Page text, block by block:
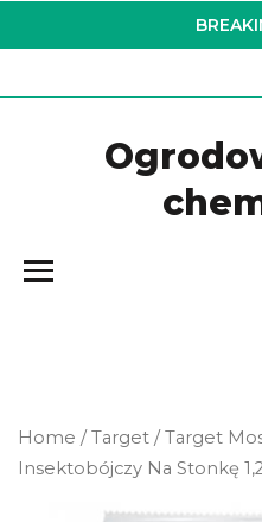
to
Home /Target / Target
Insektobójczy Na Stonkę